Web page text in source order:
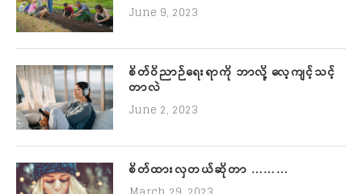
June 9, 2023
စိတ်ဝိညာဉ်ရေးရာကို ဘာလို့ လေ့ကျင့်သင့်
တာလဲ
June 2, 2023
စိတ်ထားလှတယ်ဆိုတာ ………